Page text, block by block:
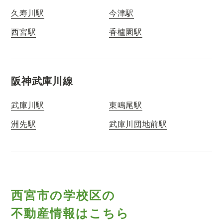
久寿川駅
今津駅
西宮駅
香櫨園駅
阪神武庫川線
武庫川駅
東鳴尾駅
洲先駅
武庫川団地前駅
西宮市の学校区の
不動産情報はこちら